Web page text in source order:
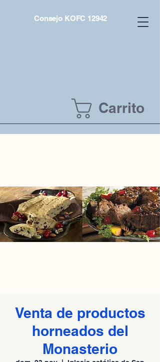
Consejo KOFC 12942
Carrito
Venta de productos
horneados del
Monasterio